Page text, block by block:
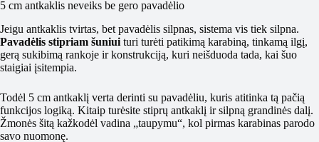
5 cm antkaklis neveiks be gero pavadėlio
Jeigu antkaklis tvirtas, bet pavadėlis silpnas, sistema vis tiek silpna.
Pavadėlis stipriam šuniui turi turėti patikimą karabiną, tinkamą ilgį,
gerą sukibimą rankoje ir konstrukciją, kuri neišduoda tada, kai šuo
staigiai įsitempia.
Todėl 5 cm antkaklį verta derinti su pavadėliu, kuris atitinka tą pačią
funkcijos logiką. Kitaip turėsite stiprų antkaklį ir silpną grandinės dalį.
Žmonės šitą kažkodėl vadina „taupymu“, kol pirmas karabinas parodo
savo nuomonę.